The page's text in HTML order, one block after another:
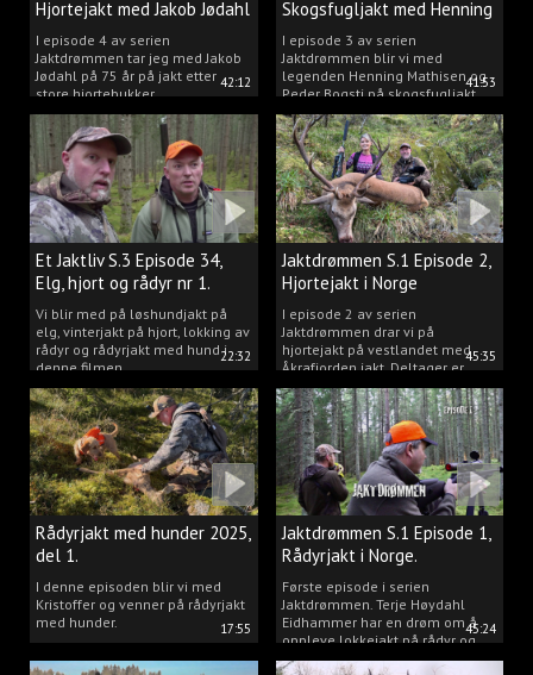
42:12
Hjortejakt med Jakob Jødahl
I episode 4 av serien
Jaktdrømmen tar jeg med Jakob
Jødahl på 75 år på jakt etter
store hjortebukker.
41:53
Skogsfugljakt med Henning
og Peder
I episode 3 av serien
Jaktdrømmen blir vi med
legenden Henning Mathisen og
Peder Bogsti på skogsfugljakt.
22:32
Et Jaktliv S.3 Episode 34,
Elg, hjort og rådyr nr 1.
2025
Vi blir med på løshundjakt på
elg, vinterjakt på hjort, lokking av
rådyr og rådyrjakt med hund i
denne filmen.
45:35
Jaktdrømmen S.1 Episode 2,
Hjortejakt i Norge
I episode 2 av serien
Jaktdrømmen drar vi på
hjortejakt på vestlandet med
Åkrafjorden jakt. Deltager er
Michelle Sofi Thomassen.
17:55
Rådyrjakt med hunder 2025,
del 1.
I denne episoden blir vi med
Kristoffer og venner på rådyrjakt
med hunder.
45:24
Jaktdrømmen S.1 Episode 1,
Rådyrjakt i Norge.
Første episode i serien
Jaktdrømmen. Terje Høydahl
Eidhammer har en drøm om å
oppleve lokkejakt på rådyr og
målet vårt er å gjøre den